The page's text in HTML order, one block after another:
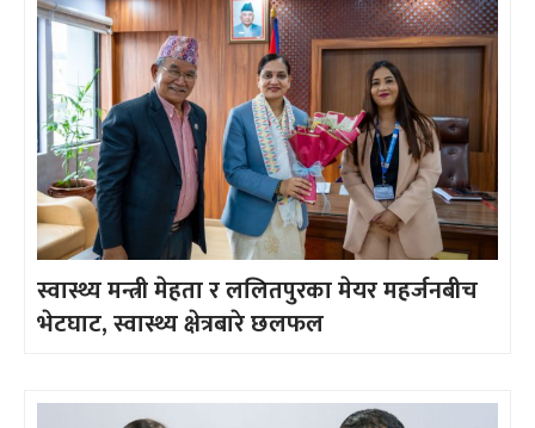
स्वास्थ्य मन्त्री मेहता र ललितपुरका मेयर महर्जनबीच
भेटघाट, स्वास्थ्य क्षेत्रबारे छलफल